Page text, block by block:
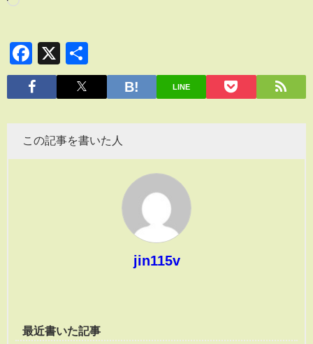
Facebook
X
有
LINE
この記事を書いた人
jin115v
最近書いた記事